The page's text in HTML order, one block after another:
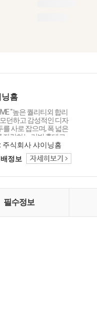
홈
"높은 퀄리티외 합리
던하고 감성적인 디자
를 사로 잡으며, 폭 넓은
자랑하는 리빙 홈데코
이닝홈입니다.
주식회사 샤이닝홈
정보
필수정보